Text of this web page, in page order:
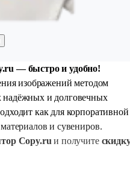
— быстро и удобно!
изображений методом
и долговечных
как для корпоративной
и сувениров.
Copy.ruи получите